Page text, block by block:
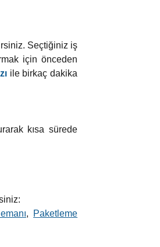
Seçtiğiniz iş
için önceden
ile birkaç dakika
kısa sürede
,
Paketleme